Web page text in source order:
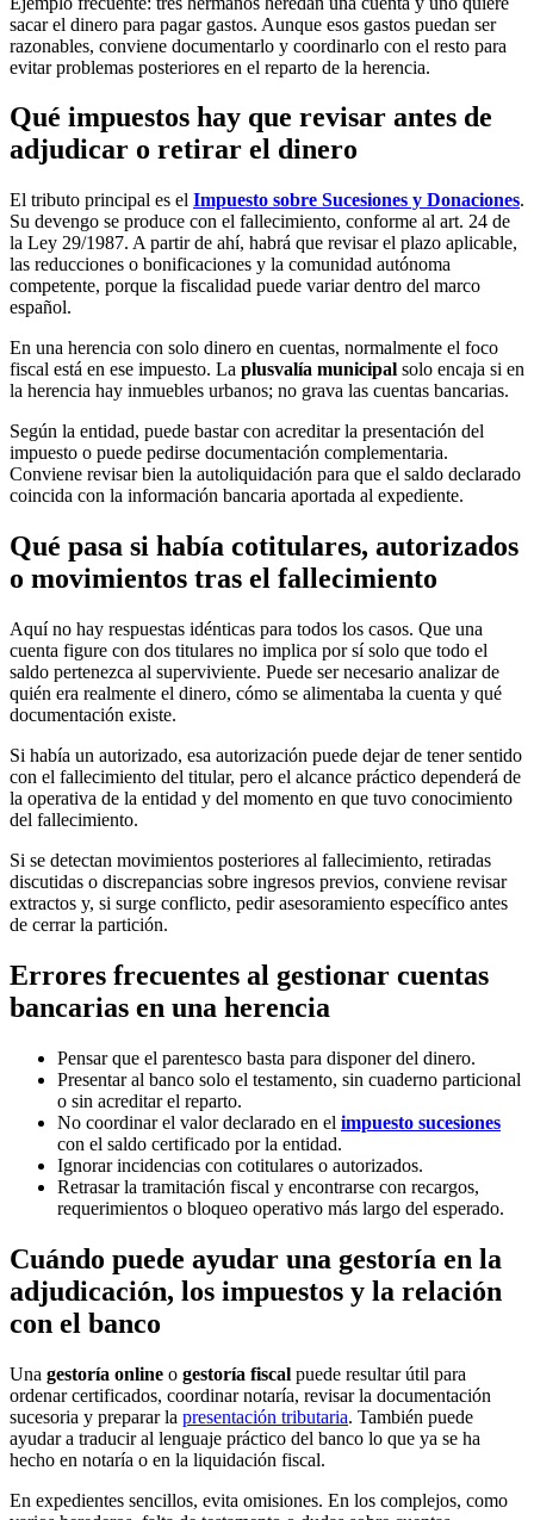
sacar el dinero para pagar gastos. Aunque esos gastos puedan ser
razonables, conviene documentarlo y coordinarlo con el resto para
evitar problemas posteriores en el reparto de la herencia.
Qué impuestos hay que revisar antes de
adjudicar o retirar el dinero
El tributo principal es el Impuesto sobre Sucesiones y Donaciones.
Su devengo se produce con el fallecimiento, conforme al art. 24 de
la Ley 29/1987. A partir de ahí, habrá que revisar el plazo aplicable,
las reducciones o bonificaciones y la comunidad autónoma
competente, porque la fiscalidad puede variar dentro del marco
español.
En una herencia con solo dinero en cuentas, normalmente el foco
fiscal está en ese impuesto. La plusvalía municipal solo encaja si en
la herencia hay inmuebles urbanos; no grava las cuentas bancarias.
Según la entidad, puede bastar con acreditar la presentación del
impuesto o puede pedirse documentación complementaria.
Conviene revisar bien la autoliquidación para que el saldo declarado
coincida con la información bancaria aportada al expediente.
Qué pasa si había cotitulares, autorizados
o movimientos tras el fallecimiento
Aquí no hay respuestas idénticas para todos los casos. Que una
cuenta figure con dos titulares no implica por sí solo que todo el
saldo pertenezca al superviviente. Puede ser necesario analizar de
quién era realmente el dinero, cómo se alimentaba la cuenta y qué
documentación existe.
Si había un autorizado, esa autorización puede dejar de tener sentido
con el fallecimiento del titular, pero el alcance práctico dependerá de
la operativa de la entidad y del momento en que tuvo conocimiento
del fallecimiento.
Si se detectan movimientos posteriores al fallecimiento, retiradas
discutidas o discrepancias sobre ingresos previos, conviene revisar
extractos y, si surge conflicto, pedir asesoramiento específico antes
de cerrar la partición.
Errores frecuentes al gestionar cuentas
bancarias en una herencia
Pensar que el parentesco basta para disponer del dinero.
Presentar al banco solo el testamento, sin cuaderno particional
o sin acreditar el reparto.
No coordinar el valor declarado en el impuesto sucesiones
con el saldo certificado por la entidad.
Ignorar incidencias con cotitulares o autorizados.
Retrasar la tramitación fiscal y encontrarse con recargos,
requerimientos o bloqueo operativo más largo del esperado.
Cuándo puede ayudar una gestoría en la
adjudicación, los impuestos y la relación
con el banco
Una gestoría online o gestoría fiscal puede resultar útil para
ordenar certificados, coordinar notaría, revisar la documentación
sucesoria y preparar la presentación tributaria. También puede
ayudar a traducir al lenguaje práctico del banco lo que ya se ha
hecho en notaría o en la liquidación fiscal.
En expedientes sencillos, evita omisiones. En los complejos, como